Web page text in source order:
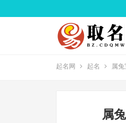
起名网 起名 属
属